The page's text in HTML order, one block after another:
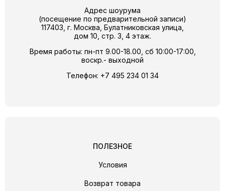
Адрес шоурума
(посещение по предварительной записи)
117403, г. Москва, Булатниковская улица,
дом 10, стр. 3, 4 этаж.
Время работы: пн-пт 9.00-18.00, сб 10:00-17:00,
воскр.- выходной
Телефон: +7 495 234 01 34
ПОЛЕЗНОЕ
Условия
Возврат товара